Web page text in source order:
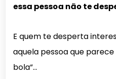
essa pessoa não te
E quem te desperta
aquela pessoa que
bola”…